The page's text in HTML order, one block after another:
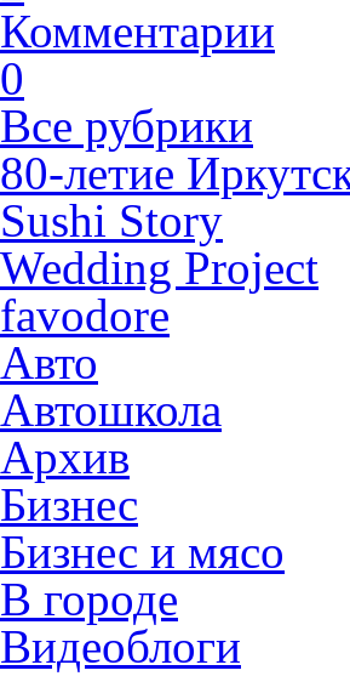
Комментарии
0
Все рубрики
80-летие
Sushi Story
Wedding Project
favodore
Авто
Автошкола
Архив
Бизнес
Бизнес и мясо
В городе
Видеоблоги